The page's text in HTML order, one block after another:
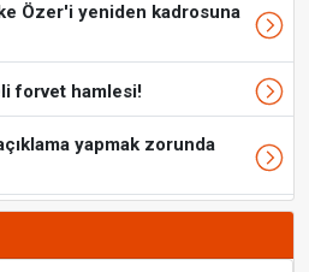
Özer'i yeniden kadrosuna
forvet hamlesi!
yapmak zorunda